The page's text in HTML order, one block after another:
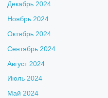
Декабрь 2024
Ноябрь 2024
Октябрь 2024
Сентябрь 2024
Август 2024
Июль 2024
Май 2024